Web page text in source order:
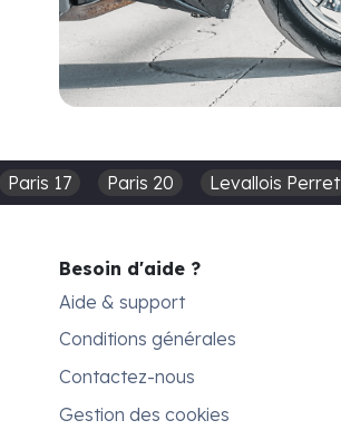
Paris 17 Paris 20 Levallois Perret
Besoin d'aide ?
Aide & support
Conditions générales
Contactez-nous
Gestion des cookies